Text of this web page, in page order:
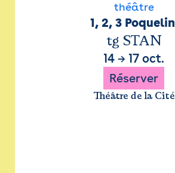
théâtre
1, 2, 3 Poquelin
tg STAN
14 → 17 oct.
Réserver
Théâtre de la Cité